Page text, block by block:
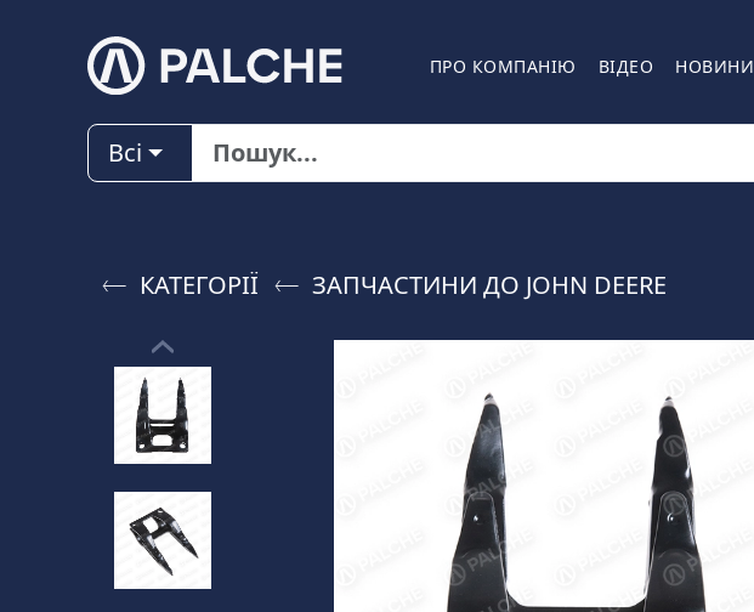
ПРО КОМПАНІЮ ВІДЕО НОВИНИ
Всі
КАТЕГОРІЇ ЗАПЧАСТИНИ ДО JOHN DEERE